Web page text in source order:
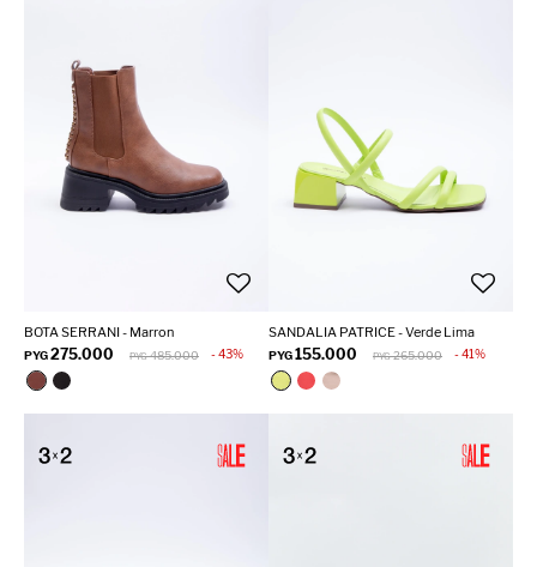
BOTA SERRANI - Marron
PYG275.000 PYG 485.000 43
SANDALIA PATRICE - Verde Lima
PYG155.000 PYG 265.000 41